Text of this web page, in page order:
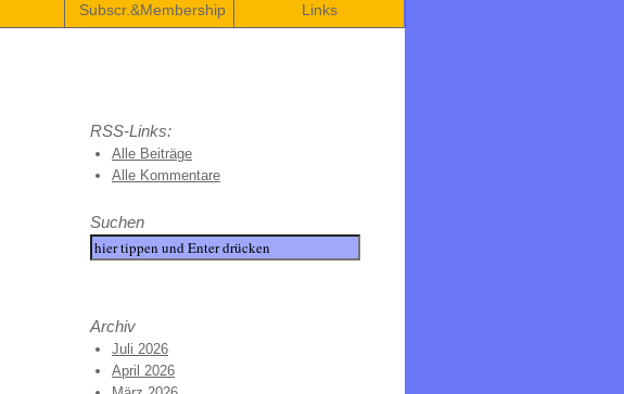
Subscr.&Membership Links
RSS-Links:
Alle Beiträge
Alle Kommentare
Suchen
Archiv
Juli 2026
April 2026